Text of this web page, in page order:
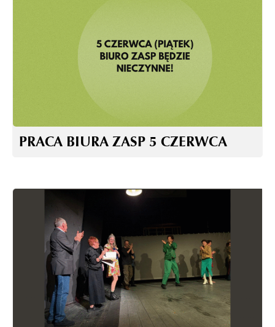
PRACA BIURA ZASP 5 CZERWCA